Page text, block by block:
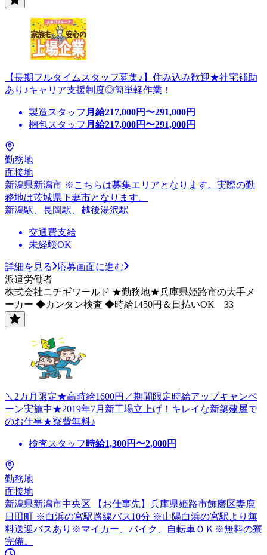
【長期フルタイムスタッフ募集♪】住み込み歓迎★社宅補助
あり♪キャリア支援制度◎簡単軽作業！
製造スタッフ 月給217,000円〜291,000円
梱包スタッフ 月給217,000円〜291,000円
勤務地
面接地
新潟県新潟市 ※こちらは募集エリアとなります。実際の勤
務地は茨城県下妻市となります。
新潟駅、長岡駅、越後湯沢駅
交通費支給
未経験OK
詳細を見る
応募画面に進む
派遣労働者
株式会社ニチギワールド ★勤務地★兵庫県姫路市の大手メ
ーカー ◆カンタン検査 ◆時給1450円＆日払いOK 33
＼2カ月限定★高時給1600円／期間限定時給アップキャンペ
ーン実施中★2019年7月新工場立上げ！キレイな新築建屋で
のお仕事★寮費無料♪
検査スタッフ 時給1,300円〜2,000円
勤務地
面接地
新潟県新潟市中央区 【お仕事先】兵庫県姫路市飾磨区妻鹿
日田町 ※白浜の宮駅路線バス10分 ※山陽白浜の宮駅より無
料送迎バスあり※マイカー、バイク、自転車ＯＫ※無料の寮
完備。